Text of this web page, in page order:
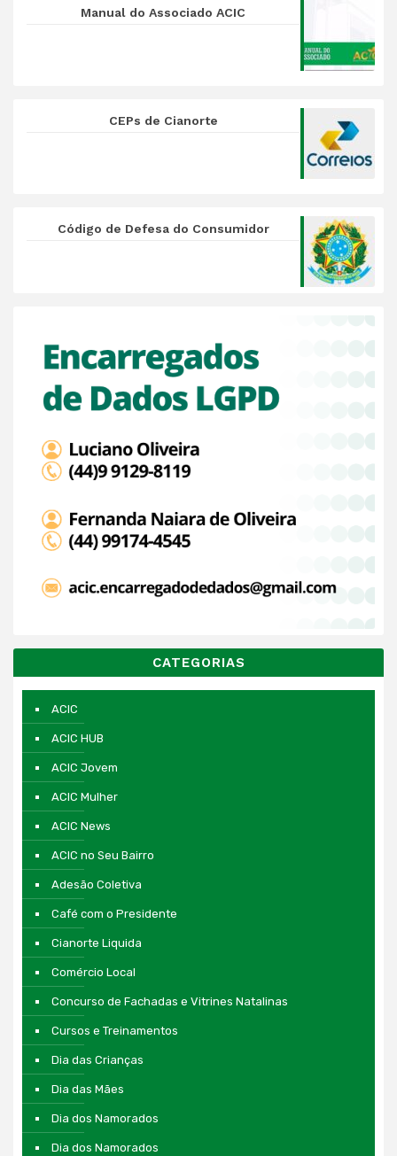
Manual do Associado ACIC
CEPs de Cianorte
Código de Defesa do Consumidor
CATEGORIAS
ACIC
ACIC HUB
ACIC Jovem
ACIC Mulher
ACIC News
ACIC no Seu Bairro
Adesão Coletiva
Café com o Presidente
Cianorte Liquida
Comércio Local
Concurso de Fachadas e Vitrines Natalinas
Cursos e Treinamentos
Dia das Crianças
Dia das Mães
Dia dos Namorados
Dia dos Namorados